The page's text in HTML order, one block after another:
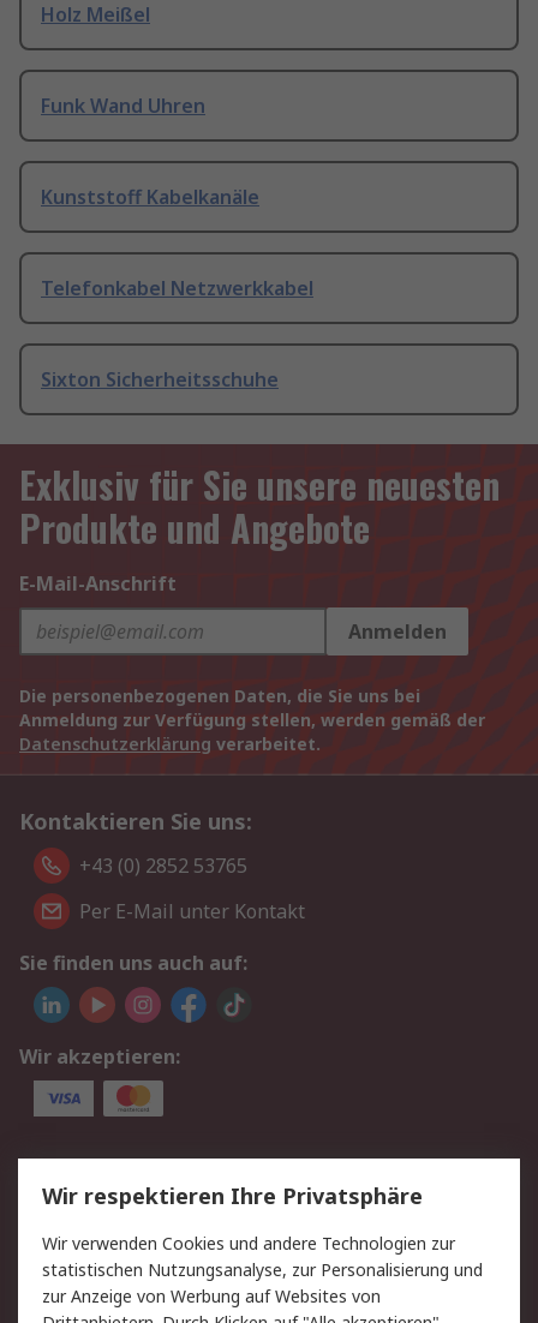
Holz Meißel
Funk Wand Uhren
Kunststoff Kabelkanäle
Telefonkabel Netzwerkkabel
Sixton Sicherheitsschuhe
Exklusiv für Sie unsere neuesten
Produkte und Angebote
E-Mail-Anschrift
Anmelden
Die personenbezogenen Daten, die Sie uns bei
Anmeldung zur Verfügung stellen, werden gemäß der
Datenschutzerklärung verarbeitet.
Kontaktieren Sie uns:
+43 (0) 2852 53765
Per E-Mail unter Kontakt
Sie finden uns auch auf:
Wir akzeptieren:
Service
Value Added Services
Lieferlösungen
Rücksendung/Entsorgung Kontakt
Hilfe
Wir respektieren Ihre Privatsphäre
Wir verwenden Cookies und andere Technologien zur
statistischen Nutzungsanalyse, zur Personalisierung und
zur Anzeige von Werbung auf Websites von